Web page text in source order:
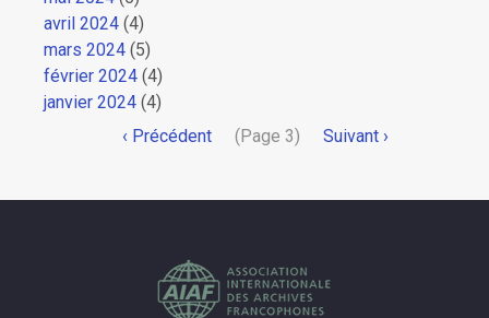
avril 2024 (4)
mars 2024 (5)
février 2024 (4)
janvier 2024 (4)
PaginationPage
‹ Précédent (Page 3)
Page
Suivant ›